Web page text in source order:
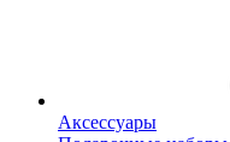
Аксессуары